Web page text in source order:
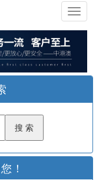
中
港
！